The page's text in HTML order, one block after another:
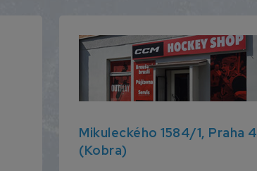
Mikuleckého 1584/1, Praha 4
(Kobra)